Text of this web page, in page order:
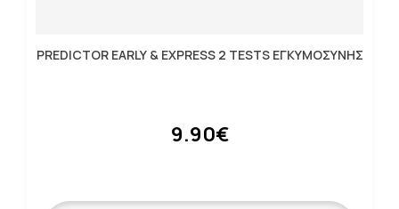
PREDICTOR EARLY & ΕΧPRESS 2 TESTS ΕΓΚΥΜΟΣΥΝΗΣ
9.90€